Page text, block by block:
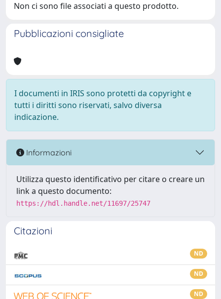
Non ci sono file associati a questo prodotto.
Pubblicazioni consigliate
I documenti in IRIS sono protetti da copyright e
tutti i diritti sono riservati, salvo diversa
indicazione.
Informazioni
Utilizza questo identificativo per citare o creare un
link a questo documento:
https://hdl.handle.net/11697/25747
Citazioni
ND
ND
ND